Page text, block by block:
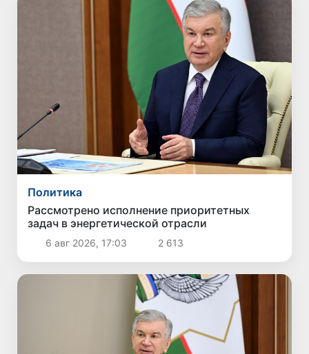
Политика
Рассмотрено исполнение приоритетных
задач в энергетической отрасли
6 авг 2026, 17:03 2 613